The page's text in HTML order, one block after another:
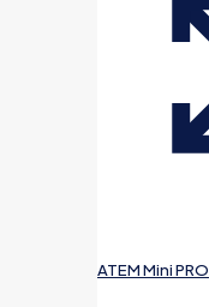
ATEM Mini PRO